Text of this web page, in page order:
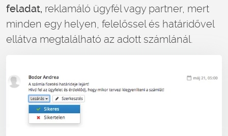
feladat, reklamáló ügyfél vagy partner, mert
minden egy helyen, felelőssel és határidővel
ellátva megtalálható az adott számlánál.